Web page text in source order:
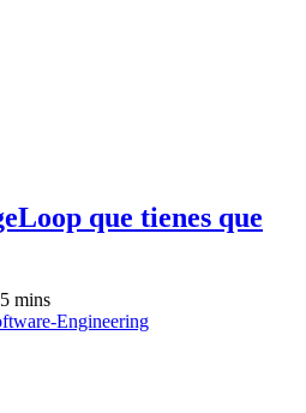
que tienes que
5 mins
Engineering